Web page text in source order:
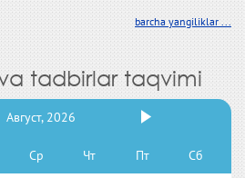
barcha yangiliklar ...
tadbirlar taqvimi
Август, 2026
Ср Чт Пт Сб